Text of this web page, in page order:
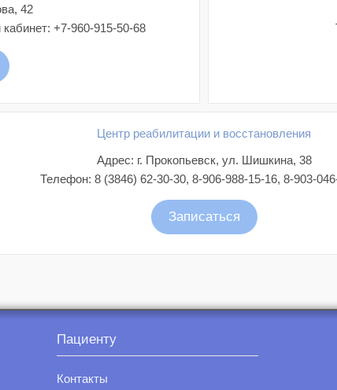
42
+7-960-915-50-68
Центр реабилитации и восстановления
Адрес: г. Прокопьевск, ул. Шишкина, 38
Телефон: 8 (3846) 62-30-30, 8-906-988-15-16, 8-903-
Записаться
Пациенту
Контакты